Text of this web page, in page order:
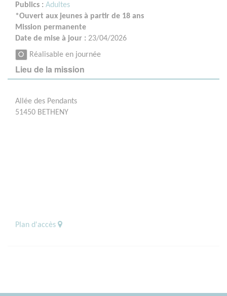
Publics : Adultes
*Ouvert aux jeunes à partir de 18 ans
Mission permanente
Date de mise à jour : 23/04/2026
Réalisable en journée
Lieu de la mission
Allée des Pendants
51450 BETHENY
Plan d'accès